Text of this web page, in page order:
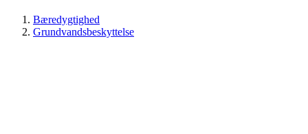
Bæredygtighed
Grundvandsbeskyttelse